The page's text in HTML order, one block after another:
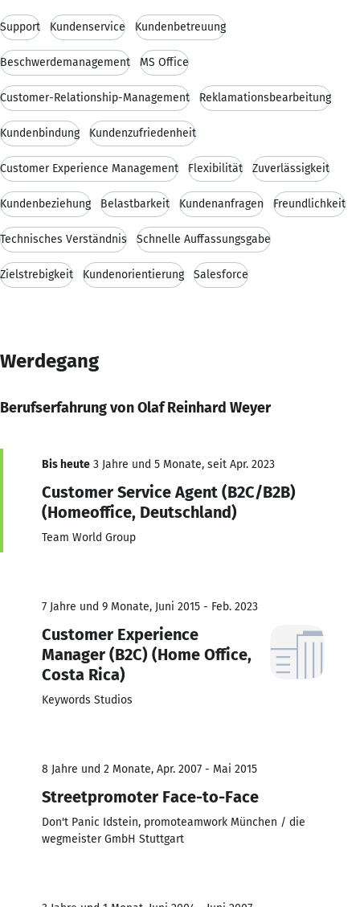
Support Kundenservice Kundenbetreuung
Beschwerdemanagement MS Office
Customer-Relationship-Management Reklamationsbearbeitung
Kundenbindung Kundenzufriedenheit
Customer Experience Management Flexibilität Zuverlässigkeit
Kundenbeziehung Belastbarkeit Kundenanfragen Freundlichkeit
Technisches Verständnis Schnelle Auffassungsgabe
Zielstrebigkeit Kundenorientierung Salesforce
Werdegang
Berufserfahrung von Olaf Reinhard Weyer
Bis heute 3 Jahre und 5 Monate, seit Apr. 2023
Customer Service Agent (B2C/B2B)
(Homeoffice, Deutschland)
Team World Group
7 Jahre und 9 Monate, Juni 2015 - Feb. 2023
Customer Experience
Manager (B2C) (Home Office,
Costa Rica)
Keywords Studios
8 Jahre und 2 Monate, Apr. 2007 - Mai 2015
Streetpromoter Face-to-Face
Don't Panic Idstein, promoteamwork München / die
wegmeister GmbH Stuttgart